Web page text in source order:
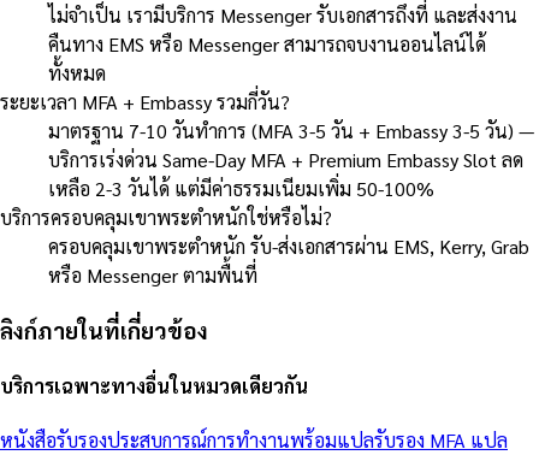
ไม่จำเป็น เรามีบริการ Messenger รับเอกสารถึงที่ และส่งงาน
คืนทาง EMS หรือ Messenger สามารถจบงานออนไลน์ได้
ทั้งหมด
ระยะเวลา MFA + Embassy รวมกี่วัน?
มาตรฐาน 7-10 วันทำการ (MFA 3-5 วัน + Embassy 3-5 วัน) —
บริการเร่งด่วน Same-Day MFA + Premium Embassy Slot ลด
เหลือ 2-3 วันได้ แต่มีค่าธรรมเนียมเพิ่ม 50-100%
บริการครอบคลุมเขาพระตำหนักใช่หรือไม่?
ครอบคลุมเขาพระตำหนัก รับ-ส่งเอกสารผ่าน EMS, Kerry, Grab
หรือ Messenger ตามพื้นที่
ลิงก์ภายในที่เกี่ยวข้อง
บริการเฉพาะทางอื่นในหมวดเดียวกัน
หนังสือรับรองประสบการณ์การทำงานพร้อมแปลรับรอง MFA แปล